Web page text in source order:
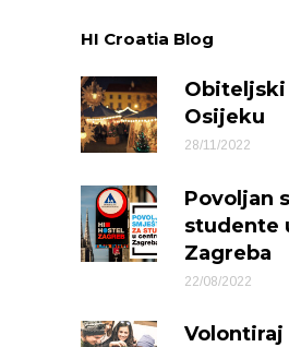
HI Croatia Blog
Obiteljski
Osijeku
28/11/2022
Povoljan
studente
Zagreba
22/08/2022
Volontiraj